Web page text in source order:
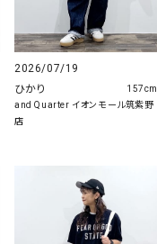
2026/07/19
ひかり
and Quarter イオンモール筑紫野
店
157cm